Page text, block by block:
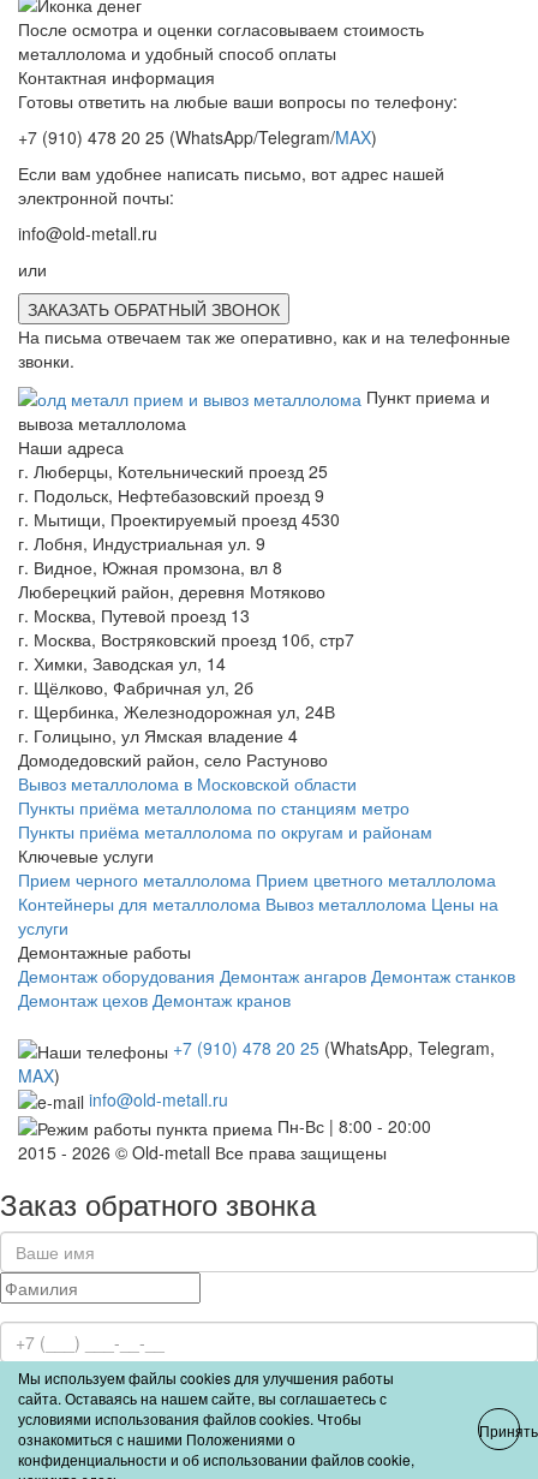
После осмотра и оценки согласовываем стоимость
металлолома и удобный способ оплаты
Контактная информация
Готовы ответить на любые ваши вопросы по телефону:
+7 (910) 478 20 25 (WhatsApp/Telegram/MAX)
Если вам удобнее написать письмо, вот адрес нашей
электронной почты:
info@old-metall.ru
или
ЗАКАЗАТЬ ОБРАТНЫЙ ЗВОНОК
На письма отвечаем так же оперативно, как и на телефонные
звонки.
Пункт приема и
вывоза металлолома
Наши адреса
г. Люберцы, Котельнический проезд 25
г. Подольск, Нефтебазовский проезд 9
г. Мытищи, Проектируемый проезд 4530
г. Лобня, Индустриальная ул. 9
г. Видное, Южная промзона, вл 8
Люберецкий район, деревня Мотяково
г. Москва, Путевой проезд 13
г. Москва, Востряковский проезд 10б, стр7
г. Химки, Заводская ул, 14
г. Щёлково, Фабричная ул, 2б
г. Щербинка, Железнодорожная ул, 24В
г. Голицыно, ул Ямская владение 4
Домодедовский район, село Растуново
Вывоз металлолома в Московской области
Пункты приёма металлолома по станциям метро
Пункты приёма металлолома по округам и районам
Ключевые услуги
Прием черного металлолома Прием цветного металлолома
Контейнеры для металлолома Вывоз металлолома Цены на
услуги
Демонтажные работы
Демонтаж оборудования Демонтаж ангаров Демонтаж станков
Демонтаж цехов Демонтаж кранов
+7 (910) 478 20 25 (WhatsApp, Telegram,
MAX)
info@old-metall.ru
Пн-Вс | 8:00 - 20:00
2015 - 2026 © Old-metall Все права защищены
Заказ обратного звонка
Отправить
Отправляя данную форму, вы соглашаетесь с условиями
политики
конфиденциальности
Мы используем файлы cookies для улучшения работы
сайта. Оставаясь на нашем сайте, вы соглашаетесь с
условиями использования файлов cookies. Чтобы
ознакомиться с нашими Положениями о
конфиденциальности и об использовании файлов cookie,
Принять